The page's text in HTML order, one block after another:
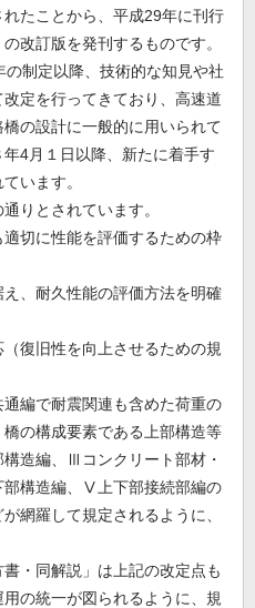
たことから、平成29年に刊行
改訂版を発刊するものです。
の制定以降、技術的な知見や社
定を行ってきており、高速道
の設計に一般的に用いられて
4月１日以降、新たに着手す
います。
りとされています。
切に性能を評価するための枠
、耐久性能の評価方法を明確
復旧性を向上させるための規
編で耐震関連も含めた荷重の
の構成要素である上部構造等
造編、Ⅲコンクリート部材・
構造編、Ⅴ上下部接続部編の
網羅して規定されるように、
・同解説」は上記の改定点も
の統一が図られるように、規